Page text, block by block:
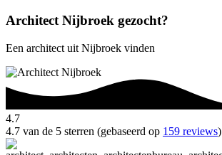
Architect Nijbroek gezocht?
Een architect uit Nijbroek vinden
4.7
4.7 van de 5 sterren (gebaseerd op 159 reviews)